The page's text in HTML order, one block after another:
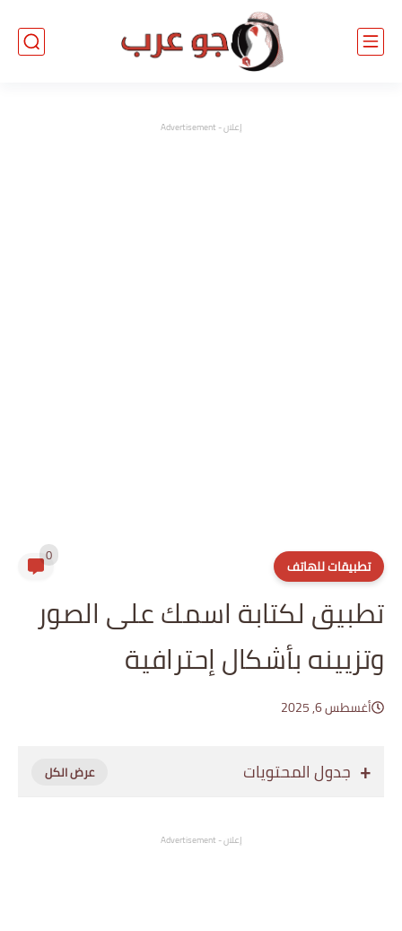
إعلان - Advertisement
تطبيقات للهاتف 0
تطبيق لكتابة اسمك على الصور
وتزيينه بأشكال إحترافية
أغسطس 6, 2025
جدول المحتويات
إعلان - Advertisement